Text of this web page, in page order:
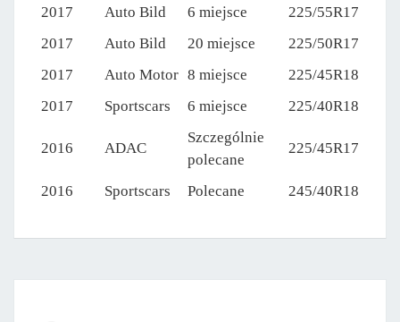
2017
Auto Bild 6 miejsce
225/55R17
2017
Auto Bild 20 miejsce
225/50R17
2017
Auto Motor 8 miejsce
225/45R18
2017
Sportscars 6 miejsce 225/40R18
2016 ADAC
Szczególnie
polecane
225/45R17
2016 Sportscars Polecane 245/40R18